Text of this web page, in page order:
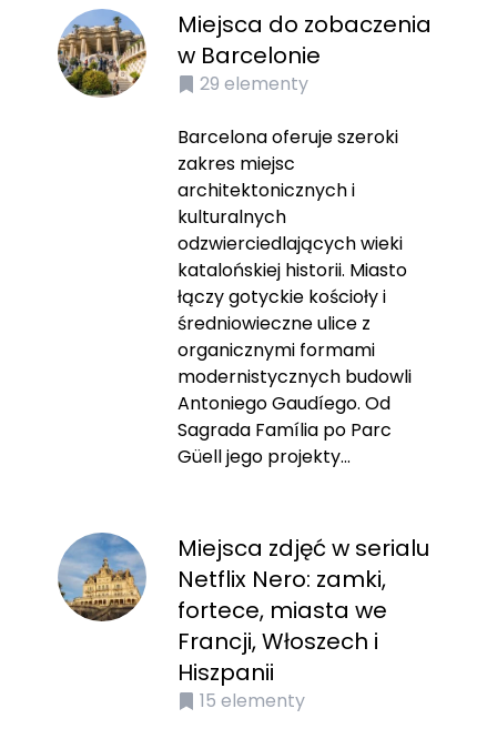
Miejsca do zobaczenia
w Barcelonie
29 elementy
Barcelona oferuje szeroki
zakres miejsc
architektonicznych i
kulturalnych
odzwierciedlających wieki
katalońskiej historii. Miasto
łączy gotyckie kościoły i
średniowieczne ulice z
organicznymi formami
modernistycznych budowli
Antoniego Gaudíego. Od
Sagrada Família po Parc
Güell jego projekty...
Miejsca zdjęć w serialu
Netflix Nero: zamki,
fortece, miasta we
Francji, Włoszech i
Hiszpanii
15 elementy